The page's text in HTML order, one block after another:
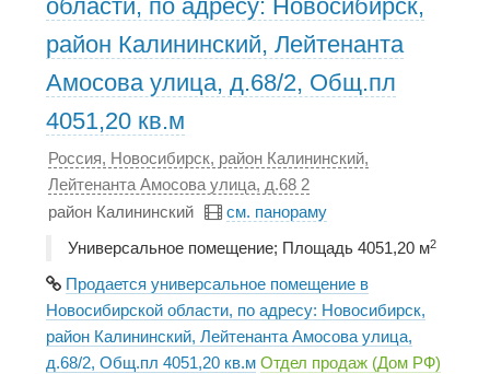
области, по адресу: Новосибирск,
район Калининский, Лейтенанта
Амосова улица, д.68/2, Общ.пл
4051,20 кв.м
Россия, Новосибирск, район Калининский,
Лейтенанта Амосова улица, д.68 2
район Калининский
см. панораму
Универсальное помещение; Площадь 4051,20 м2
Продается универсальное помещение в
Новосибирской области, по адресу: Новосибирск,
район Калининский, Лейтенанта Амосова улица,
д.68/2, Общ.пл 4051,20 кв.м Отдел продаж (Дом РФ)